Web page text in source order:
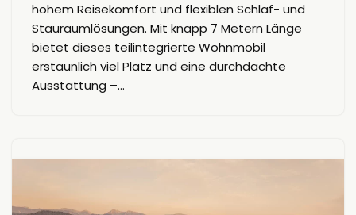
hohem Reisekomfort und flexiblen Schlaf- und
Stauraumlösungen. Mit knapp 7 Metern Länge
bietet dieses teilintegrierte Wohnmobil
erstaunlich viel Platz und eine durchdachte
Ausstattung –…